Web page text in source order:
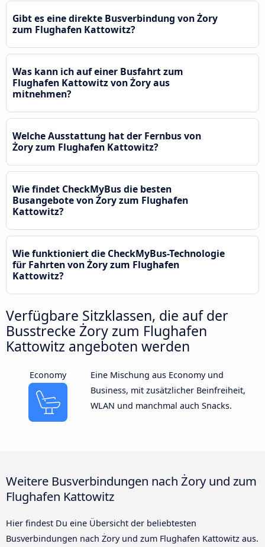
Gibt es eine direkte Busverbindung von Żory
zum Flughafen Kattowitz?
Was kann ich auf einer Busfahrt zum
Flughafen Kattowitz von Żory aus
mitnehmen?
Welche Ausstattung hat der Fernbus von
Żory zum Flughafen Kattowitz?
Wie findet CheckMyBus die besten
Busangebote von Żory zum Flughafen
Kattowitz?
Wie funktioniert die CheckMyBus-Technologie
für Fahrten von Żory zum Flughafen
Kattowitz?
Verfügbare Sitzklassen, die auf der
Busstrecke Żory zum Flughafen
Kattowitz angeboten werden
Economy
Eine Mischung aus Economy und
Business, mit zusätzlicher Beinfreiheit,
WLAN und manchmal auch Snacks.
Weitere Busverbindungen nach Żory und zum
Flughafen Kattowitz
Hier findest Du eine Übersicht der beliebtesten
Busverbindungen nach Żory und zum Flughafen Kattowitz aus.